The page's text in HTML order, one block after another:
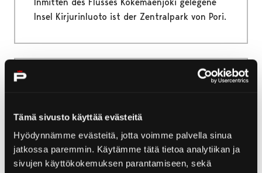
Tämä sivusto käyttää evästeitä
Hyödynnämme evästeitä, jotta voimme palvella sinua
jatkossa paremmin. Käytämme tätä tietoa analytiikan ja
sivujen käyttökokemuksen parantamiseen, sekä
Inmitten des Flusses Kokemäenjoki gelegene
Insel Kirjurinluoto ist der Zentralpark von Pori.
Fahrradrouten
Fahrradrouten
Treten Sie in Pori in die Pedale, um tolle
Erlebnisse zu haben.